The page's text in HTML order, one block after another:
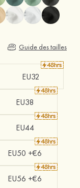
Guide des tailles
EU32
EU38
EU44
EU50 +€6
EU56 +€6